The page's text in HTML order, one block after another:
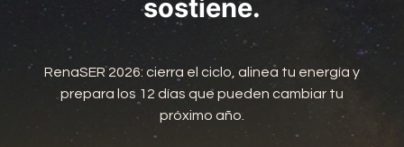
sostiene.
RenaSER 2026: cierra el ciclo, alinea tu energía y
prepara los 12 días que pueden cambiar tu
próximo año.